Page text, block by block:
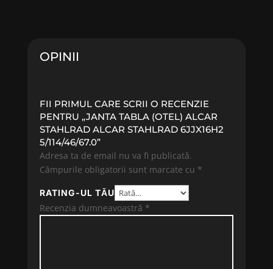
OPINII
FII PRIMUL CARE SCRII O RECENZIE
PENTRU „JANTA TABLA (OTEL) ALCAR
STAHLRAD ALCAR STAHLRAD 6JJX16H2
5/114/46/67.0”
Adresa ta de email nu va fi publicată.
Câmpurile obligatorii sunt marcate cu *
RATING-UL TĂU
Recenzia dumneavoastră *